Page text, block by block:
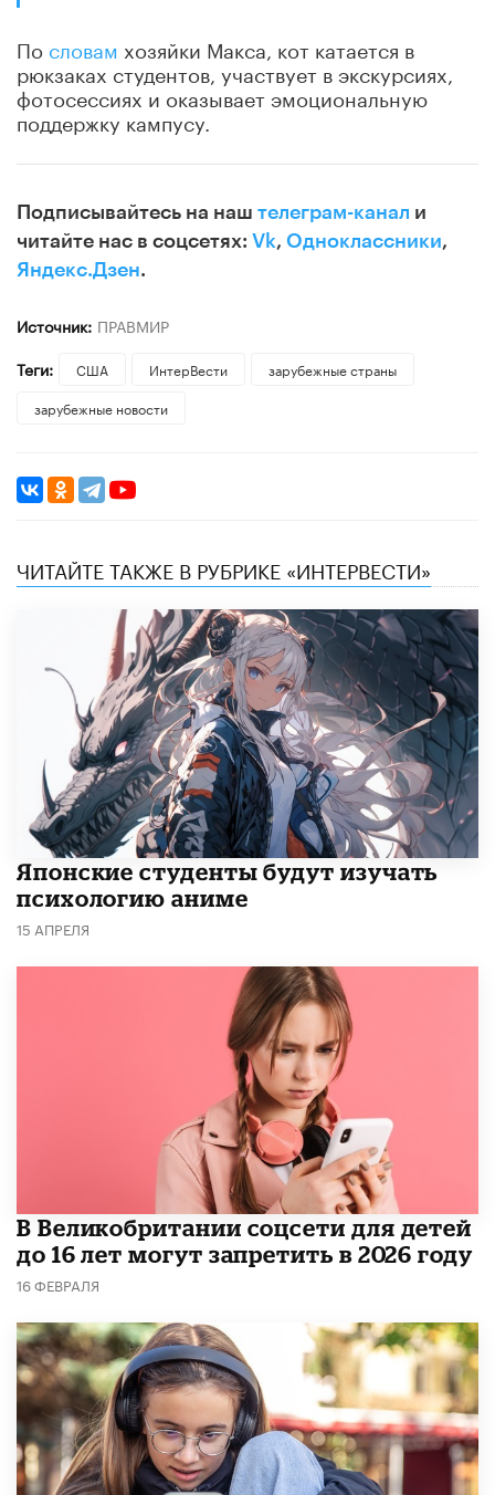
По словам хозяйки Макса, кот катается в
рюкзаках студентов, участвует в экскурсиях,
фотосессиях и оказывает эмоциональную
поддержку кампусу.
Подписывайтесь на наш телеграм-канал и
читайте нас в соцсетях: Vk, Одноклассники,
Яндекс.Дзен.
Источник: ПРАВМИР
Теги:
США ИнтерВести
зарубежные страны
зарубежные новости
ЧИТАЙТЕ ТАКЖЕ В РУБРИКЕ «ИНТЕРВЕСТИ»
Японские студенты будут изучать
психологию аниме
15 АПРЕЛЯ
В Великобритании соцсети для детей
до 16 лет могут запретить в 2026 году
16 ФЕВРАЛЯ